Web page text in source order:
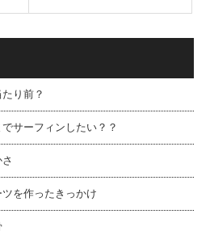
り前？
サーフィンしたい？？
を作ったきっかけ